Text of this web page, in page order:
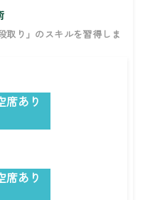
取り」のスキルを習得しま
席あり
席あり